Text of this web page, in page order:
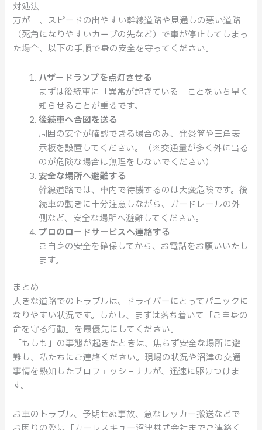
対処法
万が一、スピードの出やすい幹線道路や見通しの悪い道路
（死角になりやすいカーブの先など）で車が停止してしまっ
た場合、以下の手順で身の安全を守ってください。
ハザードランプを点灯させる
まずは後続車に「異常が起きている」ことをいち早く
知らせることが重要です。
後続車へ合図を送る
周囲の安全が確認できる場合のみ、発炎筒や三角表
示板を設置してください。（※交通量が多く外に出る
のが危険な場合は無理をしないでください）
安全な場所へ避難する
幹線道路では、車内で待機するのは大変危険です。後
続車の動きに十分注意しながら、ガードレールの外
側など、安全な場所へ避難してください。
プロのロードサービスへ連絡する
ご自身の安全を確保してから、お電話をお願いいたし
ます。
まとめ
大きな道路でのトラブルは、ドライバーにとってパニックに
なりやすい状況です。しかし、まずは落ち着いて「ご自身の
命を守る行動」を最優先にしてください。
「もしも」の事態が起きたときは、焦らず安全な場所に避
難し、私たちにご連絡ください。現場の状況や沼津の交通
事情を熟知したプロフェッショナルが、迅速に駆けつけま
す。
お車のトラブル、予期せぬ事故、急なレッカー搬送などで